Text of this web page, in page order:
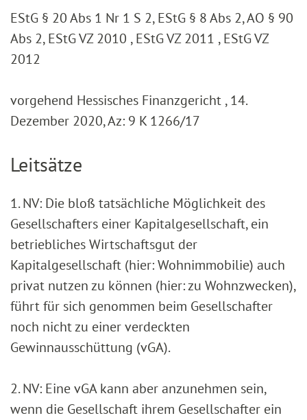
EStG § 20 Abs 1 Nr 1 S 2, EStG § 8 Abs 2, AO § 90
Abs 2, EStG VZ 2010 , EStG VZ 2011 , EStG VZ
2012
vorgehend Hessisches Finanzgericht , 14.
Dezember 2020, Az: 9 K 1266/17
Leitsätze
1. NV: Die bloß tatsächliche Möglichkeit des
Gesellschafters einer Kapitalgesellschaft, ein
betriebliches Wirtschaftsgut der
Kapitalgesellschaft (hier: Wohnimmobilie) auch
privat nutzen zu können (hier: zu Wohnzwecken),
führt für sich genommen beim Gesellschafter
noch nicht zu einer verdeckten
Gewinnausschüttung (vGA).
2. NV: Eine vGA kann aber anzunehmen sein,
wenn die Gesellschaft ihrem Gesellschafter ein